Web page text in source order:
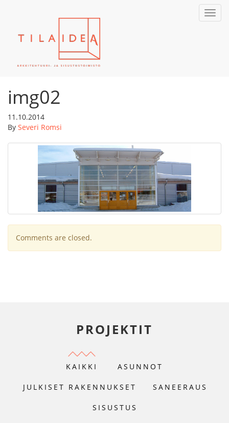
img02
11.10.2014
By Severi Romsi
Comments are closed.
PROJEKTIT
KAIKKI ASUNNOT
JULKISET RAKENNUKSET SANEERAUS
SISUSTUS